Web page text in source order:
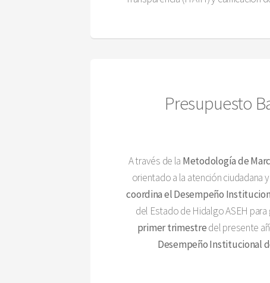
Presupuesto
A través de la Metodología de
orientado a la atención
coordina el Desempeño
del Estado de Hidalgo ASEH
primer trimestredel presente
Desempeño Institucional